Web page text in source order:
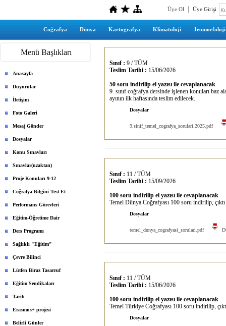
Üye Ol Üye Girişi
Coğrafya Dünya Kartografya Klimatoloji Jeomorfoloji
Menü Başlıkları
Anasayfa
Duyurular
İletişim
Foto Galeri
Mesaj Gönder
Dosyalar
Konu Sınavları
Sınavlar(uzaktan)
Proje Konuları 9-12
Coğrafya Bilgini Test Et
Performans Görevleri
Eğitim-Öğretime Dair
Ders Programı
Sağlıklı "Eğitim"
Çevre Bilinci
Lütfen Biraz Tasarruf
Eğitim Sendikaları
Tarih
Erasmus+ projesi
Belirli Günler
Sınıf : 9 / TÜM
Teslim Tarihi : 15/06/2026
50 soru indirilip el yazısı ile cevaplanacak
9. sınıf coğrafya dersinde işlenen konuları baz
ayının ilk haftasında teslim edilecek.
Dosyalar
9.sinif_temel_cografya_sorulari.2025.pdf
Sınıf : 11 / TÜM
Teslim Tarihi : 15/09/2026
100 soru indirilip el yazısı ile cevaplanacak
Temel Dünya Coğrafyası 100 soru indirilip, çıktı
Dosyalar
temel_dunya_cografyasi_sorulari.pdf
Sınıf : 11 / TÜM
Teslim Tarihi : 15/06/2026
100 soru indirilip el yazısı ile cevaplanacak
Temel Türkiye Coğrafyası 100 soru indirilip,
Dosyalar